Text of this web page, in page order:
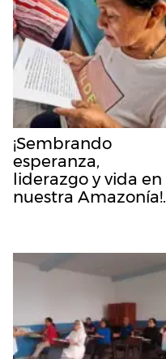
¡Sembrando
esperanza,
liderazgo y vida en
nuestra Amazonía!.